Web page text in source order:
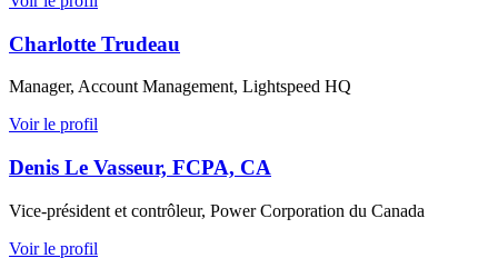
Charlotte Trudeau
Manager, Account Management, Lightspeed HQ
Voir le profil
Denis Le Vasseur, FCPA, CA
Vice-président et contrôleur, Power Corporation du Canada
Voir le profil